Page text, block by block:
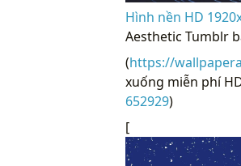
Hình nền HD
Aesthetic Tumblr
(https://
xuống miễn phí
652929)
[